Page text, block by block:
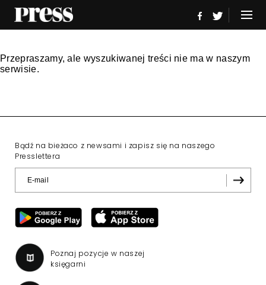
Przepraszamy, ale wyszukiwanej treści nie ma w naszym
serwisie.
Bądź na bieżaco z newsami i zapisz się na naszego
Presslettera
Poznaj pozycje w naszej
księgarni